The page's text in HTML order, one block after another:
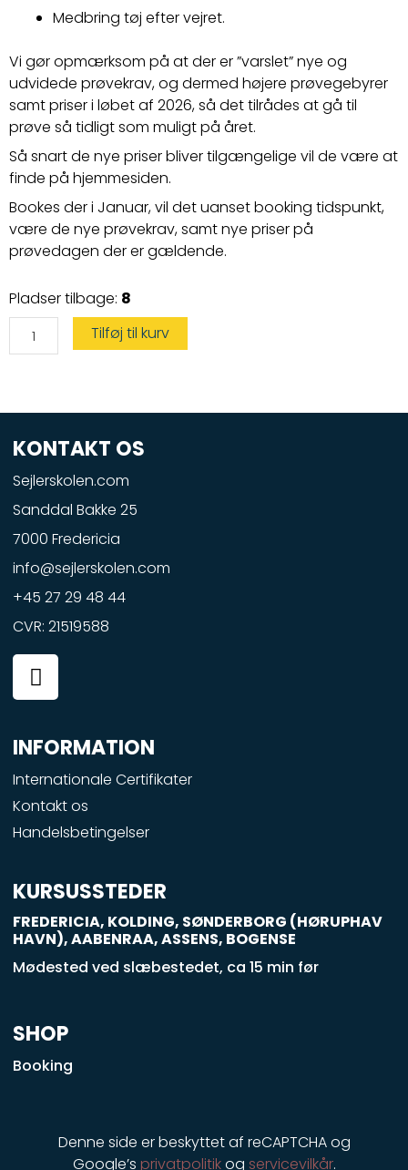
Medbring tøj efter vejret.
Vi gør opmærksom på at der er ”varslet” nye og
udvidede prøvekrav, og dermed højere prøvegebyrer
samt priser i løbet af 2026, så det tilrådes at gå til
prøve så tidligt som muligt på året.
Så snart de nye priser bliver tilgængelige vil de være at
finde på hjemmesiden.
Bookes der i Januar, vil det uanset booking tidspunkt,
være de nye prøvekrav, samt nye priser på
prøvedagen der er gældende.
Pladser tilbage: 8
Speedbådskørekort
antal
Tilføj til kurv
KONTAKT OS
Sejlerskolen.com
Sanddal Bakke 25
7000 Fredericia
info@sejlerskolen.com
+45 27 29 48 44
CVR: 21519588
F
a
c
e
b
o
o
k
-
q
u
a
r
INFORMATION
Internationale Certifikater
Kontakt os
Handelsbetingelser
KURSUSSTEDER
FREDERICIA, KOLDING, SØNDERBORG (HØRUPHAV
HAVN), AABENRAA, ASSENS, BOGENSE
Mødested ved slæbestedet, ca 15 min før
SHOP
Booking
Denne side er beskyttet af reCAPTCHA og
Google’s privatpolitikog servicevilkår.